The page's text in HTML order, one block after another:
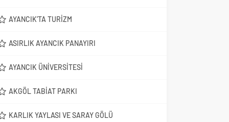
AYANCIK’TA TURIZM
ASIRLIK AYANCIK PANAYIRI
AYANCIK ÜNIVERSITESI
AKGÖL TABIAT PARKI
KARLIK YAYLASI VE SARAY GÖLÜ